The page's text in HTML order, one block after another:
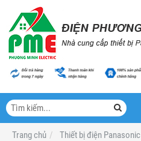
Trang chủ
Thiết bị điện Panasonic